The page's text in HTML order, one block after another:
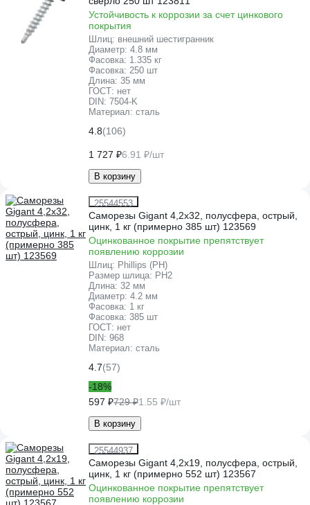
Устойчивость к коррозии за счет цинкового
покрытия
Шлиц: внешний шестигранник
Диаметр: 4.8 мм
Фасовка: 1.335 кг
Фасовка: 250 шт
Длина: 35 мм
ГОСТ: нет
DIN: 7504-K
Материал: сталь
4.8(106)
1 727 ₽6.91 ₽/шт
В корзину
25544553
Саморезы Gigant 4,2x32, полусфера, острый,
цинк, 1 кг (примерно 385 шт) 123569
Оцинкованное покрытие препятствует
появлению коррозии
Шлиц: Phillips (PH)
Размер шлица: PH2
Длина: 32 мм
Диаметр: 4.2 мм
Фасовка: 1 кг
Фасовка: 385 шт
ГОСТ: нет
DIN: 968
Материал: сталь
4.7(57)
-18%
597 ₽729 ₽1.55 ₽/шт
В корзину
25544937
Саморезы Gigant 4,2x19, полусфера, острый,
цинк, 1 кг (примерно 552 шт) 123567
Оцинкованное покрытие препятствует
появлению коррозии